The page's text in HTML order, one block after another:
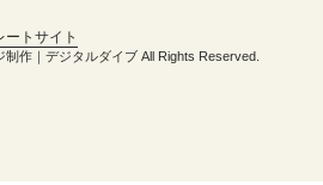
ートサイト
制作｜デジタルダイブ All Rights Reserved.